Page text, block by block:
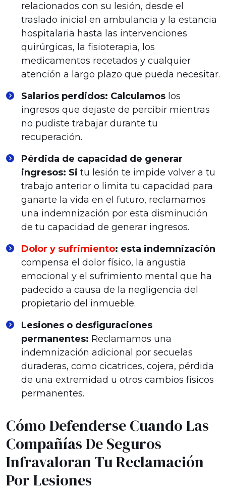
relacionados con su lesión, desde el
traslado inicial en ambulancia y la estancia
hospitalaria hasta las intervenciones
quirúrgicas, la fisioterapia, los
medicamentos recetados y cualquier
atención a largo plazo que pueda necesitar.
Salarios perdidos: Calculamos los
ingresos que dejaste de percibir mientras
no pudiste trabajar durante tu
recuperación.
Pérdida de capacidad de generar
ingresos: Si tu lesión te impide volver a tu
trabajo anterior o limita tu capacidad para
ganarte la vida en el futuro, reclamamos
una indemnización por esta disminución
de tu capacidad de generar ingresos.
Dolor y sufrimiento: esta indemnización
compensa el dolor físico, la angustia
emocional y el sufrimiento mental que ha
padecido a causa de la negligencia del
propietario del inmueble.
Lesiones o desfiguraciones
permanentes: Reclamamos una
indemnización adicional por secuelas
duraderas, como cicatrices, cojera, pérdida
de una extremidad u otros cambios físicos
permanentes.
Cómo Defenderse Cuando Las
Compañías De Seguros
Infravaloran Tu Reclamación
Por Lesiones